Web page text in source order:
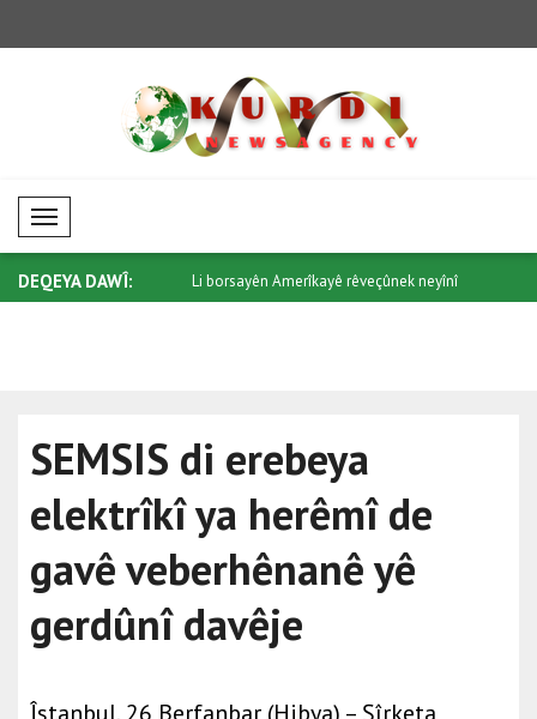
Mobil Menü
DEQEYA DAWÎ:
rêveçûnek neyînî Li bazarên petrolê meyla erênî hate dîti..
SEMSIS di erebeya
elektrîkî ya herêmî de
gavê veberhênanê yê
gerdûnî davêje